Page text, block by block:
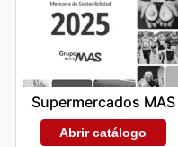
Supermercados MAS
Abrir catálogo